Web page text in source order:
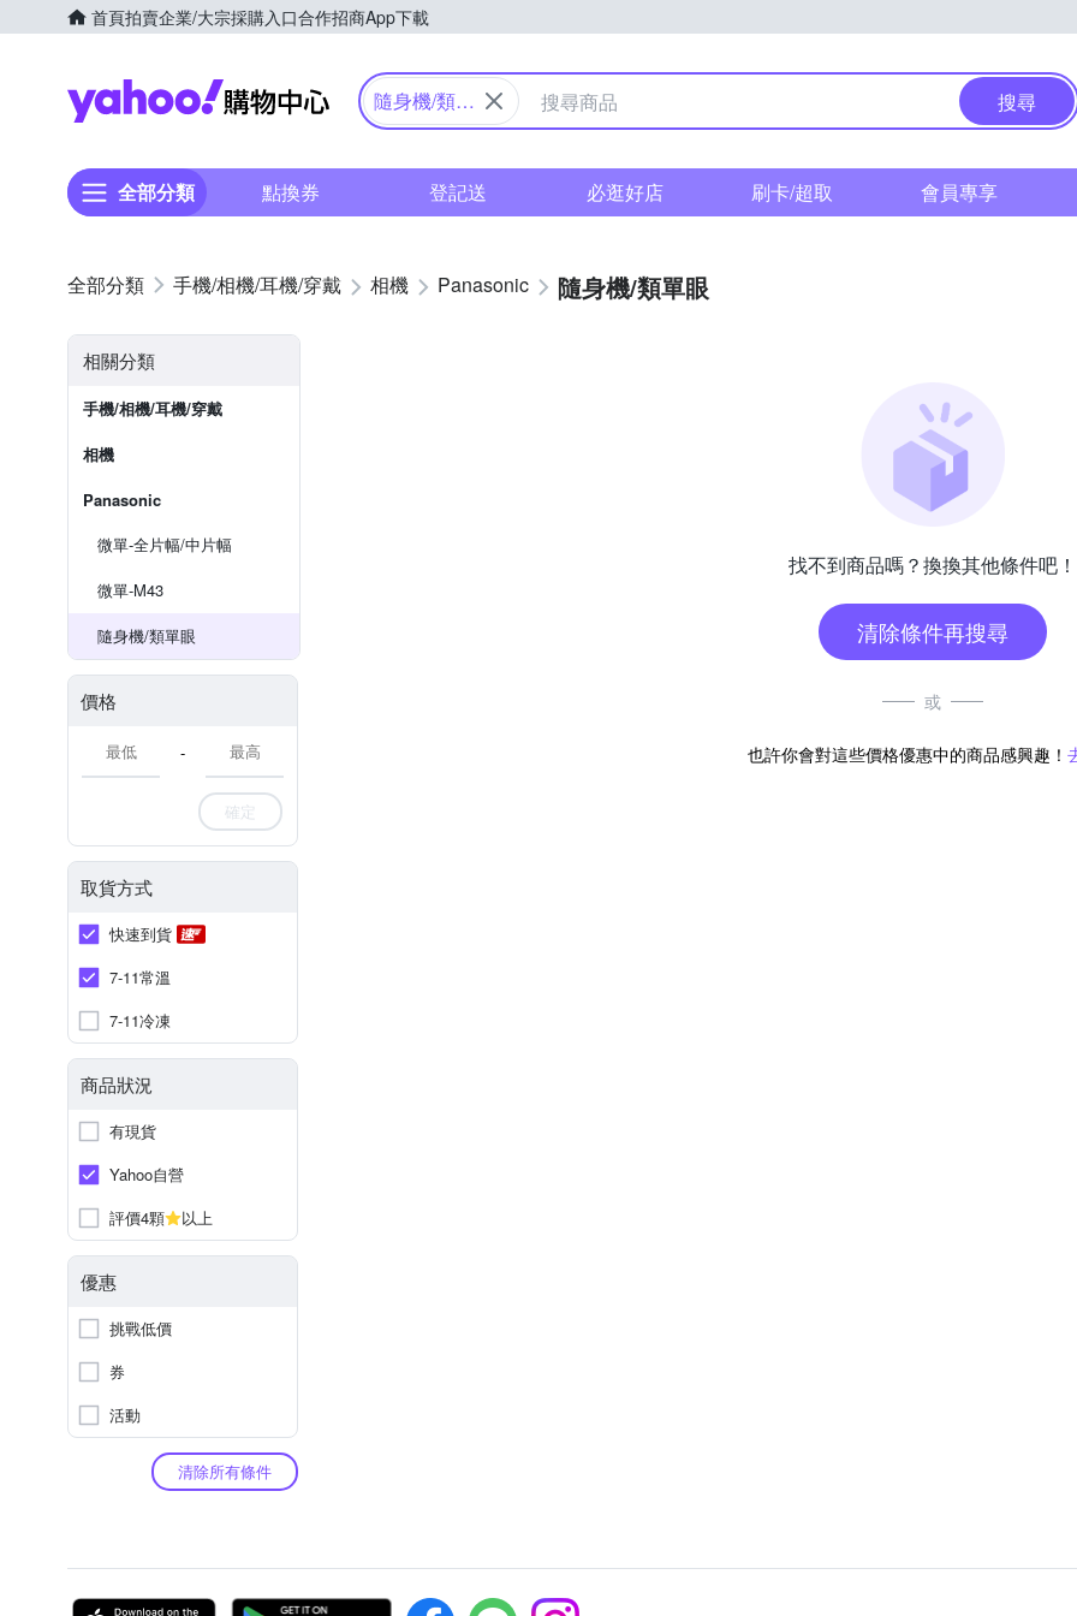
首頁拍賣企業/大宗採購入口合作招商App下載
Yahoo購物中心
隨身機/類單
搜尋
全部分類 點換券 登記送 必逛好店 刷卡/超取 會員專享
手機/相機/耳機/穿戴 相機 Panasonic 隨身機/類單眼
相關分類
手機/相機/耳機/穿戴
相機
Panasonic
微單-全片幅/中片幅
微單-M43
隨身機/類單眼
價格
-
確定
取貨方式
快速到貨
7-11常溫
7-11冷凍
商品狀況
有現貨
Yahoo自營
評價4顆
以上
優惠
挑戰低價
券
活動
清除所有條件
找不到商品嗎？換換其他條件吧！
清除條件再搜尋
或
也許你會對這些價格優惠中的商品感興趣！